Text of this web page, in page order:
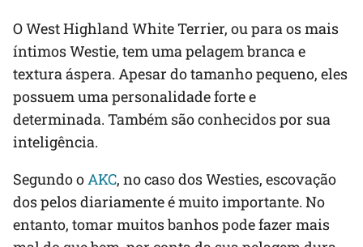
O West Highland White Terrier, ou para os mais
íntimos Westie, tem uma pelagem branca e
textura áspera. Apesar do tamanho pequeno, eles
possuem uma personalidade forte e
determinada. Também são conhecidos por sua
inteligência.
Segundo oAKC, no caso dos Westies, escovação
dos pelos diariamente é muito importante. No
entanto, tomar muitos banhos pode fazer mais